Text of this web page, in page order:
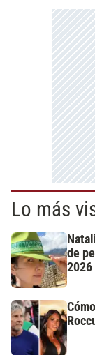
Lo más
de
2026